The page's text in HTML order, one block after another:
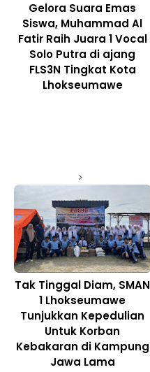
Gelora Suara Emas
Siswa, Muhammad Al
Fatir Raih Juara 1 Vocal
Solo Putra di ajang
FLS3N Tingkat Kota
Lhokseumawe
Tak Tinggal Diam, SMAN
1 Lhokseumawe
Tunjukkan Kepedulian
Untuk Korban
Kebakaran di Kampung
Jawa Lama